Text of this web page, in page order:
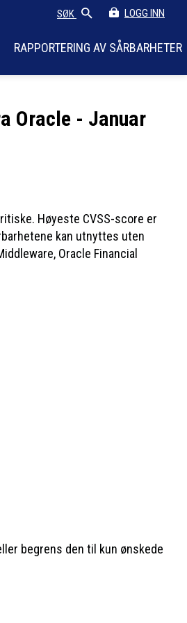
SØK LOGG INN
RAPPORTERING AV SÅRBARHETER
Oracle - Januar
Høyeste CVSS-score er
kan utnyttes uten
Oracle Financial
begrens den til kun ønskede